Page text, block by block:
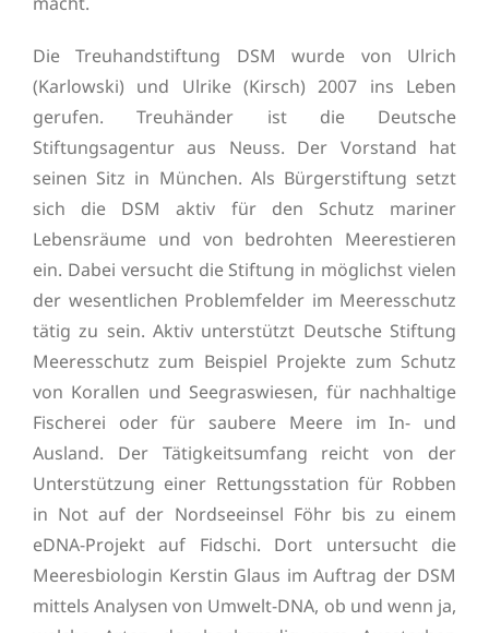
Die Treuhandstiftung DSM wurde von Ulrich
(Karlowski) und Ulrike (Kirsch) 2007 ins Leben
gerufen. Treuhänder ist die Deutsche
Stiftungsagentur aus Neuss. Der Vorstand hat
seinen Sitz in München. Als Bürgerstiftung setzt
sich die DSM aktiv für den Schutz mariner
Lebensräume und von bedrohten Meerestieren
ein. Dabei versucht die Stiftung in möglichst vielen
der wesentlichen Problemfelder im Meeresschutz
tätig zu sein. Aktiv unterstützt Deutsche Stiftung
Meeresschutz zum Beispiel Projekte zum Schutz
von Korallen und Seegraswiesen, für nachhaltige
Fischerei oder für saubere Meere im In- und
Ausland. Der Tätigkeitsumfang reicht von der
Unterstützung einer Rettungsstation für Robben
in Not auf der Nordseeinsel Föhr bis zu einem
eDNA-Projekt auf Fidschi. Dort untersucht die
Meeresbiologin Kerstin Glaus im Auftrag der DSM
mittels Analysen von Umwelt-DNA, ob und wenn ja,